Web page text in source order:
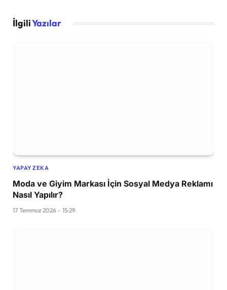
İlgiliYazılar
YAPAY ZEKA
Moda ve Giyim Markası İçin Sosyal Medya Reklamı
Nasıl Yapılır?
17 Temmuz 2026 - 15:29